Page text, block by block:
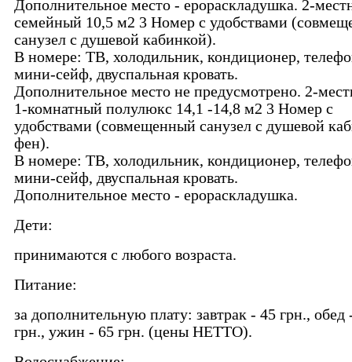
Дополнительное место - ерораскладушка. 2-
семейный 10,5 м2 3 Номер с удобствами
санузел с душевой кабинкой).
В номере: ТВ, холодильник, кондиционер,
мини-сейф, двуспальная кровать.
Дополнительное место не предусмотрено. 2-
1-комнатный полулюкс 14,1 -14,8 м2 3 Номер с
удобствами (совмещенный санузел с душевой
фен).
В номере: ТВ, холодильник, кондиционер,
мини-сейф, двуспальная кровать.
Дополнительное место - ерораскладушка.
Дети:
принимаются с любого возраста.
Питание:
за дополнительную плату: завтрак - 45 грн., обед
грн., ужин - 65 грн. (цены НЕТТО).